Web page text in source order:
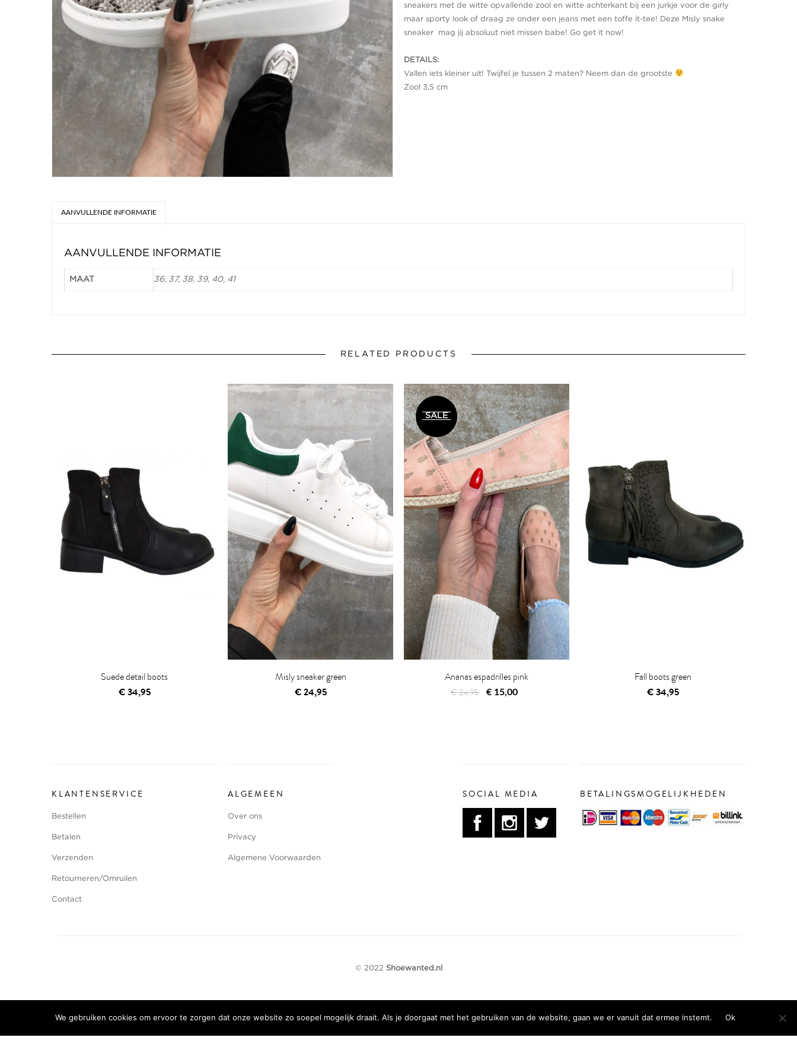
sneakers met de witte opvallende zool en witte achterkant bij een jurkje voor de girly
maar sporty look of draag ze onder een jeans met een toffe it-tee! Deze Misly snake
sneaker mag jij absoluut niet missen babe! Go get it now!
DETAILS:
Vallen iets kleiner uit! Twijfel je tussen 2 maten? Neem dan de grootste
Zool 3,5 cm
AANVULLENDE INFORMATIE
AANVULLENDE INFORMATIE
MAAT 36, 37, 38, 39, 40, 41
RELATED PRODUCTS
Suede detail boots
€34,95
Misly sneaker green
€24,95
SALE
Ananas espadrilles pink
€24,95
Oorspronkelijke
€ 15,00
Fall boots green
€34,95
KLANTENSERVICE
Bestellen
Betalen
Verzenden
Retourneren/Omruilen
Contact
ALGEMEEN
Over ons
Privacy
Algemene Voorwaarden
SOCIAL MEDIA BETALINGSMOGELIJKHEDEN
© 2022 Shoewanted.nl
We gebruiken cookies om ervoor te zorgen dat onze website zo soepel mogelijk draait. Als je doorgaat met het gebruiken van de website, gaan we er vanuit dat ermee instemt. Ok